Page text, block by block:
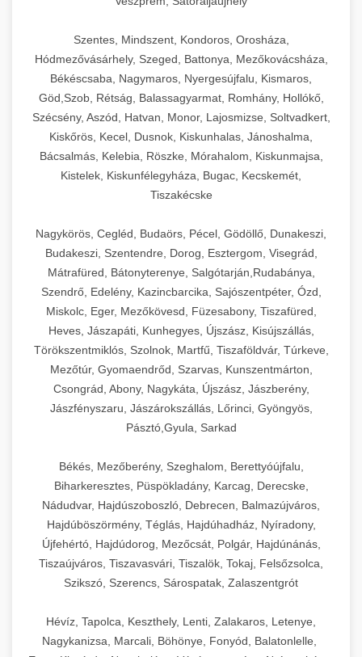
Szentes, Mindszent, Kondoros, Orosháza,
Hódmezővásárhely, Szeged, Battonya, Mezőkovácsháza,
Békéscsaba, Nagymaros, Nyergesújfalu, Kismaros,
Göd,Szob, Rétság, Balassagyarmat, Romhány, Hollókő,
Szécsény, Aszód, Hatvan, Monor, Lajosmizse, Soltvadkert,
Kiskőrös, Kecel, Dusnok, Kiskunhalas, Jánoshalma,
Bácsalmás, Kelebia, Röszke, Mórahalom, Kiskunmajsa,
Kistelek, Kiskunfélegyháza, Bugac, Kecskemét,
Tiszakécske
Nagykörös, Cegléd, Budaörs, Pécel, Gödöllő, Dunakeszi,
Budakeszi, Szentendre, Dorog, Esztergom, Visegrád,
Mátrafüred, Bátonyterenye, Salgótarján,Rudabánya,
Szendrő, Edelény, Kazincbarcika, Sajószentpéter, Ózd,
Miskolc, Eger, Mezőkövesd, Füzesabony, Tiszafüred,
Heves, Jászapáti, Kunhegyes, Újszász, Kisújszállás,
Törökszentmiklós, Szolnok, Martfű, Tiszaföldvár, Túrkeve,
Mezőtúr, Gyomaendrőd, Szarvas, Kunszentmárton,
Csongrád, Abony, Nagykáta, Újszász, Jászberény,
Jászfényszaru, Jászárokszállás, Lőrinci, Gyöngyös,
Pásztó,Gyula, Sarkad
Békés, Mezőberény, Szeghalom, Berettyóújfalu,
Biharkeresztes, Püspökladány, Karcag, Derecske,
Nádudvar, Hajdúszoboszló, Debrecen, Balmazújváros,
Hajdúböszörmény, Téglás, Hajdúhadház, Nyíradony,
Újfehértó, Hajdúdorog, Mezőcsát, Polgár, Hajdúnánás,
Tiszaújváros, Tiszavasvári, Tiszalök, Tokaj, Felsőzsolca,
Szikszó, Szerencs, Sárospatak, Zalaszentgrót
Hévíz, Tapolca, Keszthely, Lenti, Zalakaros, Letenye,
Nagykanizsa, Marcali, Böhönye, Fonyód, Balatonlelle,